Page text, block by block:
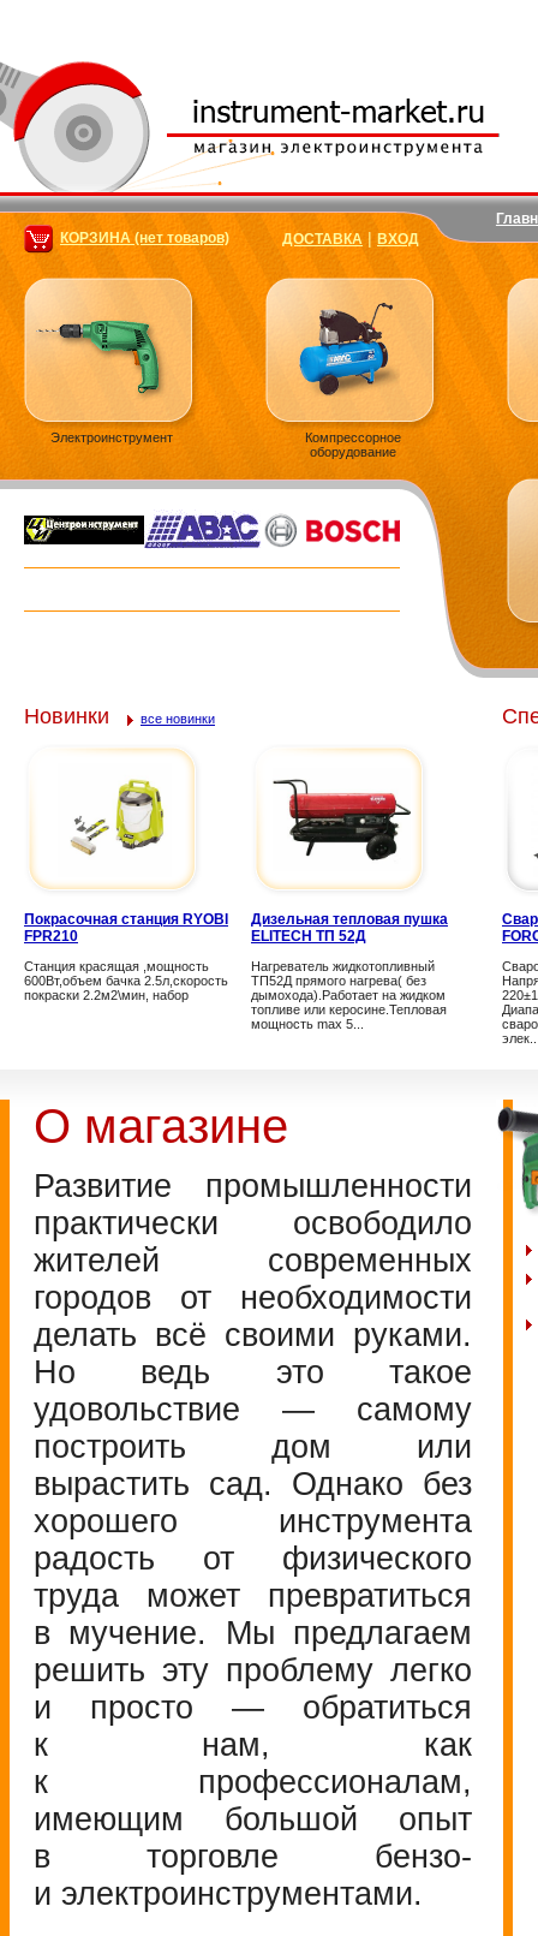
КОРЗИНА (нет товаров) ДОСТАВКА | ВХОД
Электроинструмент
Компрессорное
оборудование
Новинки все новинки
Покрасочная станция RYOBI
FPR210
Станция красящая ,мощность
600Вт,объем бачка 2.5л,скорость
покраски 2.2м2\мин, набор
Дизельная тепловая пушка
ELITECH ТП 52Д
Нагреватель жидкотопливный
ТП52Д прямого нагрева( без
дымохода).Работает на жидком
топливе или керосине.Тепловая
мощность max 5...
О магазине
Развитие промышленности
практически освободило
жителей современных
городов от необходимости
делать всё своими руками.
Но ведь это такое
удовольствие — самому
построить дом или
вырастить сад. Однако без
хорошего инструмента
радость от физического
труда может превратиться
в мучение. Мы предлагаем
решить эту проблему легко
и просто — обратиться
к нам, как
к профессионалам,
имеющим большой опыт
в торговле бензо-
и электроинструментами.